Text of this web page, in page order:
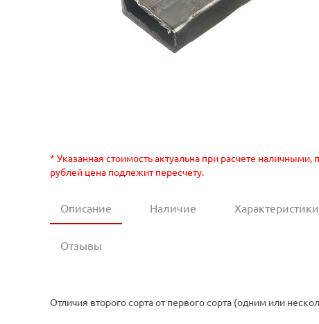
* Указанная стоимость актуальна при расчете
рублей цена подлежит пересчету.
Описание Наличие Характеристики
Отзывы
Отличия второго сорта от первого сорта (одним или